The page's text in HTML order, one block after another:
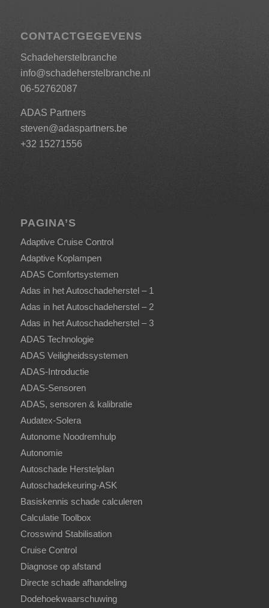
CONTACTGEGEVENS
Schadeherstelbranche
info@schadeherstelbranche.nl
06-52762087
ADAS Partners
steven@adaspartners.be
+32 15271556
PAGINA’S
Adaptive Cruise Control
Adaptive Koplampen
ADAS Comfortsystemen
Adas in het Autoschadeherstel – 1
Adas in het Autoschadeherstel – 2
Adas in het Autoschadeherstel – 3
ADAS Technologie
ADAS Veiligheidssystemen
ADAS-Introductie
ADAS-Sensoren
ADAS, sensoren & kalibratie
Audatex-Solera
Autonome Noodremhulp
Autonomie
Autoschade Herstelplan
Autoschadekeuring-ASK
Basiskennis schade calculeren
Calculatie Toolbox
Crosswind Stabilisation
Cruise Control
Diagnose op afstand
Directe schade afhandeling
Dodehoekwaarschuwing